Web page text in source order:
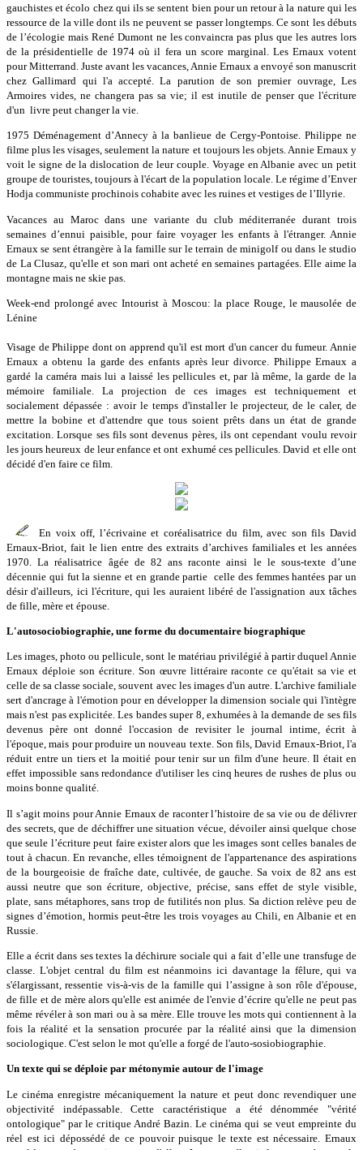
gauchistes et écolo chez qui ils se sentent bien pour un retour à la nature qui les
ressource de la ville dont ils ne peuvent se passer longtemps. Ce sont les débuts
de l’écologie mais René Dumont ne les convaincra pas plus que les autres lors
de la présidentielle de 1974 où il fera un score marginal. Les Ernaux votent
pour Mitterrand. Juste avant les vacances, Annie Ernaux a envoyé son manuscrit
chez Gallimard qui l'a accepté. La parution de son premier ouvrage, Les
Armoires vides, ne changera pas sa vie; il est inutile de penser que l'écriture
d'un livre peut changer la vie.
1975 Déménagement d’Annecy à la banlieue de Cergy-Pontoise. Philippe ne
filme plus les visages, seulement la nature et toujours les objets. Annie Ernaux y
voit le signe de la dislocation de leur couple. Voyage en Albanie avec un petit
groupe de touristes, toujours à l'écart de la population locale. Le régime d’Enver
Hodja communiste prochinois cohabite avec les ruines et vestiges de l’Illyrie.
Vacances au Maroc dans une variante du club méditerranée durant trois
semaines d’ennui paisible, pour faire voyager les enfants à l'étranger. Annie
Ernaux se sent étrangère à la famille sur le terrain de minigolf ou dans le studio
de La Clusaz, qu'elle et son mari ont acheté en semaines partagées. Elle aime la
montagne mais ne skie pas.
Week-end prolongé avec Intourist à Moscou: la place Rouge, le mausolée de
Lénine
Visage de Philippe dont on apprend qu'il est mort d'un cancer du fumeur. Annie
Ernaux a obtenu la garde des enfants après leur divorce. Philippe Ernaux a
gardé la caméra mais lui a laissé les pellicules et, par là même, la garde de la
mémoire familiale. La projection de ces images est techniquement et
socialement dépassée : avoir le temps d'installer le projecteur, de le caler, de
mettre la bobine et d'attendre que tous soient prêts dans un état de grande
excitation. Lorsque ses fils sont devenus pères, ils ont cependant voulu revoir
les jours heureux de leur enfance et ont exhumé ces pellicules. David et elle ont
décidé d'en faire ce film.
En voix off, l’écrivaine et coréalisatrice du film, avec son fils David
Ernaux-Briot, fait le lien entre des extraits d’archives familiales et les années
1970. La réalisatrice âgée de 82 ans raconte ainsi le le sous-texte d’une
décennie qui fut la sienne et en grande partie celle des femmes hantées par un
désir d'ailleurs, ici l'écriture, qui les auraient libéré de l'assignation aux tâches
de fille, mère et épouse.
L'autosociobiographie, une forme du documentaire biographique
Les images, photo ou pellicule, sont le matériau privilégié à partir duquel Annie
Ernaux déploie son écriture. Son œuvre littéraire raconte ce qu'était sa vie et
celle de sa classe sociale, souvent avec les images d'un autre. L'archive familiale
sert d'ancrage à l'émotion pour en développer la dimension sociale qui l'intègre
mais n'est pas explicitée. Les bandes super 8, exhumées à la demande de ses fils
devenus père ont donné l'occasion de revisiter le journal intime, écrit à
l'époque, mais pour produire un nouveau texte. Son fils, David Ernaux-Briot, l'a
réduit entre un tiers et la moitié pour tenir sur un film d'une heure. Il était en
effet impossible sans redondance d'utiliser les cinq heures de rushes de plus ou
moins bonne qualité.
Il s’agit moins pour Annie Ernaux de raconter l’histoire de sa vie ou de délivrer
des secrets, que de déchiffrer une situation vécue, dévoiler ainsi quelque chose
que seule l’écriture peut faire exister alors que les images sont celles banales de
tout à chacun. En revanche, elles témoignent de l'appartenance des aspirations
de la bourgeoisie de fraîche date, cultivée, de gauche. Sa voix de 82 ans est
aussi neutre que son écriture, objective, précise, sans effet de style visible,
plate, sans métaphores, sans trop de futilités non plus. Sa diction relève peu de
signes d’émotion, hormis peut-être les trois voyages au Chili, en Albanie et en
Russie.
Elle a écrit dans ses textes la déchirure sociale qui a fait d’elle une transfuge de
classe. L'objet central du film est néanmoins ici davantage la fêlure, qui va
s'élargissant, ressentie vis-à-vis de la famille qui l’assigne à son rôle d'épouse,
de fille et de mère alors qu'elle est animée de l'envie d’écrire qu'elle ne peut pas
même révéler à son mari ou à sa mère. Elle trouve les mots qui contiennent à la
fois la réalité et la sensation procurée par la réalité ainsi que la dimension
sociologique. C'est selon le mot qu'elle a forgé de l'auto-sosiobiographie.
Un texte qui se déploie par métonymie autour de l'image
Le cinéma enregistre mécaniquement la nature et peut donc revendiquer une
objectivité indépassable. Cette caractéristique a été dénommée "vérité
ontologique" par le critique André Bazin. Le cinéma qui se veut empreinte du
réel est ici dépossédé de ce pouvoir puisque le texte est nécessaire. Ernaux